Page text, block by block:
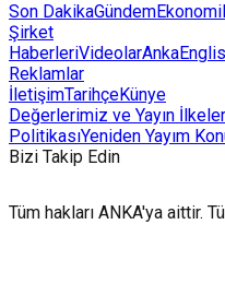
Son DakikaGündemEkonomi
Şirket
HaberleriVideolar
Reklamlar
İletişimTarihçeKünye
Değerlerimiz ve Yayın
PolitikasıYeniden Yayım
Bizi Takip Edin
Tüm hakları ANKA'ya aittir.